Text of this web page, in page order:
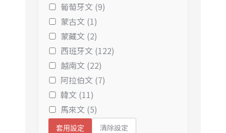
葡萄牙文 (9)
蒙古文 (1)
蒙藏文 (2)
西班牙文 (122)
越南文 (22)
阿拉伯文 (7)
韓文 (11)
馬來文 (5)
套用設定 清除設定